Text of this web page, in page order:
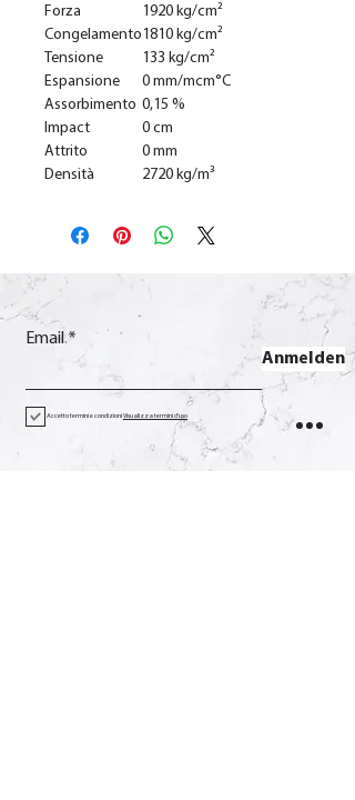
Forza
1920 kg/cm²
Congelamento 1810 kg/cm²
Tensione
133 kg/cm²
Espansione
0 mm/mcm°C
Assorbimento 0,15 %
Impact
0 cm
Attrito
0 mm
Densità
2720 kg/m³
Email
Anmelden
Accetto termini e condizioniVisualizza termini d'uso